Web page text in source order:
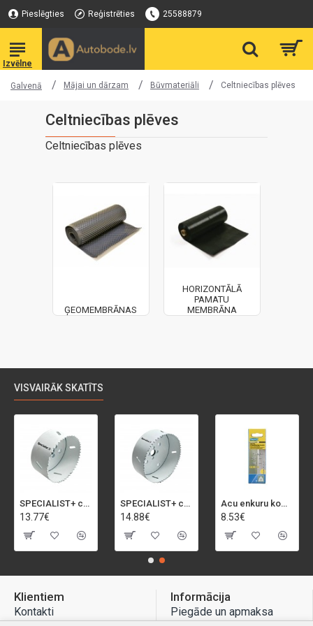
Pieslēgties Reģistrēties 25588879
Galvenā Mājai un dārzam Būvmateriāli Celtniecības plēves
Celtniecības plēves
Celtniecības plēves
ĢEOMEMBRĀNAS
HORIZONTĀLĀ
PAMATU
MEMBRĀNA
VISVAIRĀK SKATĪTS
SPECIALIST+ caurumu zāģis BI-METAL, 92 mm
13.77€
SPECIALIST+ caurumu zāģis BI-METAL, 98 mm
14.88€
Acu enkuru komplekts, 3-13 mm, Rapid, 12 gab.
8.53€
Klientiem
Kontakti
Informācija
Piegāde un apmaksa